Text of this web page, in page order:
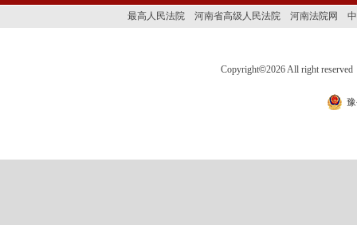
最高人民法院 河南省高级人民法院 河南法院网
Copyright©2026 All right